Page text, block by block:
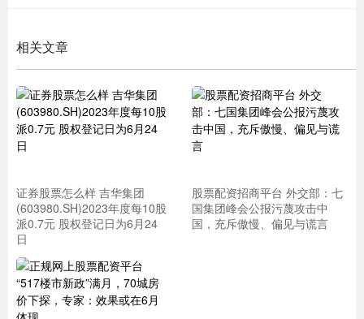
相关文章
证券股票怎么样 吉华集团
(603980.SH)2023年度每10股
派0.7元 股权登记日为6月24
日
股票配资招商平台 外交部：七
国集团峰会公报污蔑攻击中
国，充斥傲慢、偏见与谎言